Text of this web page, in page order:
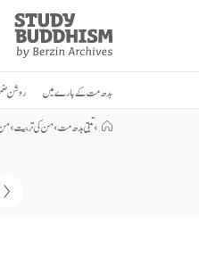
Study
Buddhism
Home
بدھ مت کے بارے میں روشن
›تبتی بدھ مت›من کی تربیت›